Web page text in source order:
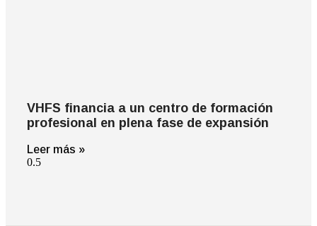
VHFS financia a un centro de formación
profesional en plena fase de expansión
Leer más »